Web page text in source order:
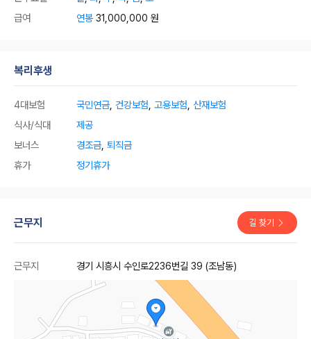
급여
연봉 31,000,000 원
복리후생
4대보험 국민연금 건강보험 고용보험 산재보험
식사/식대
제공
보너스
경조금 퇴직금
휴가
정기휴가
근무지 길 찾기
근무지 경기 시흥시 수인로2236번길 39 (조남동)